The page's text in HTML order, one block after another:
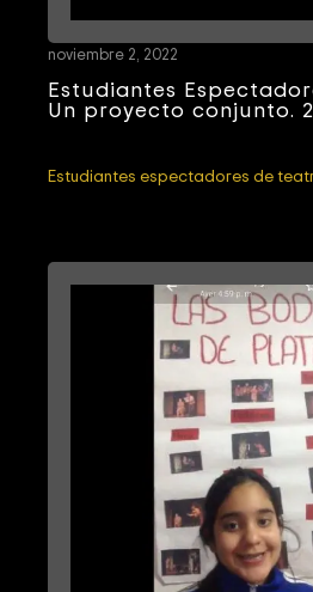
Estudiantes
Un proyecto conjunto.
noviembre 2, 2022
Estudiantes espectadores de